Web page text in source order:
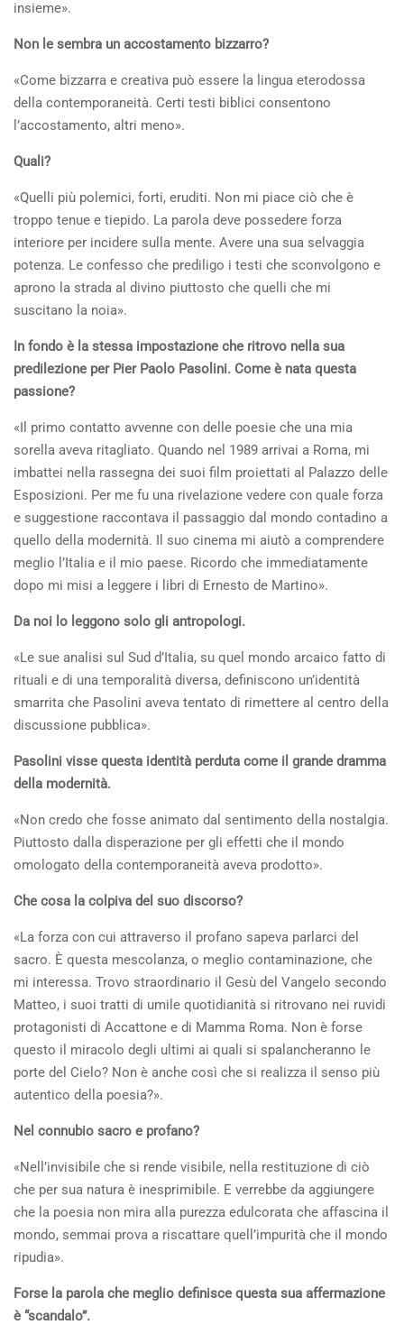
insieme».
Non le sembra un accostamento bizzarro?
«Come bizzarra e creativa può essere la lingua eterodossa
della contemporaneità. Certi testi biblici consentono
l’accostamento, altri meno».
Quali?
«Quelli più polemici, forti, eruditi. Non mi piace ciò che è
troppo tenue e tiepido. La parola deve possedere forza
interiore per incidere sulla mente. Avere una sua selvaggia
potenza. Le confesso che prediligo i testi che sconvolgono e
aprono la strada al divino piuttosto che quelli che mi
suscitano la noia».
In fondo è la stessa impostazione che ritrovo nella sua
predilezione per Pier Paolo Pasolini. Come è nata questa
passione?
«Il primo contatto avvenne con delle poesie che una mia
sorella aveva ritagliato. Quando nel 1989 arrivai a Roma, mi
imbattei nella rassegna dei suoi film proiettati al Palazzo delle
Esposizioni. Per me fu una rivelazione vedere con quale forza
e suggestione raccontava il passaggio dal mondo contadino a
quello della modernità. Il suo cinema mi aiutò a comprendere
meglio l’Italia e il mio paese. Ricordo che immediatamente
dopo mi misi a leggere i libri di Ernesto de Martino».
Da noi lo leggono solo gli antropologi.
«Le sue analisi sul Sud d’Italia, su quel mondo arcaico fatto di
rituali e di una temporalità diversa, definiscono un’identità
smarrita che Pasolini aveva tentato di rimettere al centro della
discussione pubblica».
Pasolini visse questa identità perduta come il grande dramma
della modernità.
«Non credo che fosse animato dal sentimento della nostalgia.
Piuttosto dalla disperazione per gli effetti che il mondo
omologato della contemporaneità aveva prodotto».
Che cosa la colpiva del suo discorso?
«La forza con cui attraverso il profano sapeva parlarci del
sacro. È questa mescolanza, o meglio contaminazione, che
mi interessa. Trovo straordinario il Gesù del Vangelo secondo
Matteo, i suoi tratti di umile quotidianità si ritrovano nei ruvidi
protagonisti di Accattone e di Mamma Roma. Non è forse
questo il miracolo degli ultimi ai quali si spalancheranno le
porte del Cielo? Non è anche così che si realizza il senso più
autentico della poesia?».
Nel connubio sacro e profano?
«Nell’invisibile che si rende visibile, nella restituzione di ciò
che per sua natura è inesprimibile. E verrebbe da aggiungere
che la poesia non mira alla purezza edulcorata che affascina il
mondo, semmai prova a riscattare quell’impurità che il mondo
ripudia».
Forse la parola che meglio definisce questa sua affermazione
è “scandalo”.